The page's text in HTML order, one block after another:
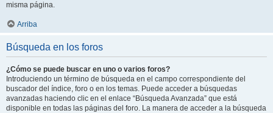
misma página.
Arriba
Búsqueda en los foros
¿Cómo se puede buscar en uno o varios foros?
Introduciendo un término de búsqueda en el campo correspondiente del
buscador del índice, foro o en los temas. Puede acceder a búsquedas
avanzadas haciendo clic en el enlace “Búsqueda Avanzada” que está
disponible en todas las páginas del foro. La manera de acceder a la búsqueda